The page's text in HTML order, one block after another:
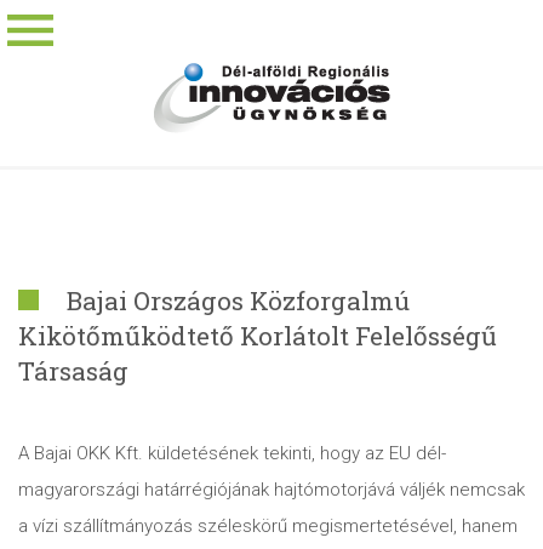
Bajai Országos Közforgalmú
Kikötőműködtető Korlátolt Felelősségű
Társaság
A Bajai OKK Kft. küldetésének tekinti, hogy az EU dél-
magyarországi határrégiójának hajtómotorjává váljék nemcsak
a vízi szállítmányozás széleskörű megismertetésével, hanem